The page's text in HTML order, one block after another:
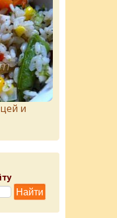
и